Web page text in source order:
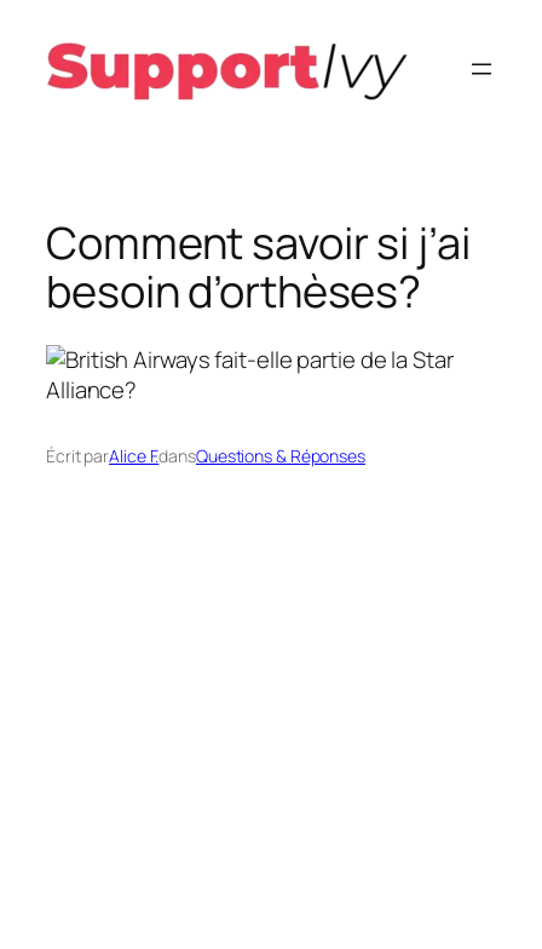
contenu
Comment savoir si j’ai
besoin d’orthèses?
Écrit parAlice F.dansQuestions & Réponses